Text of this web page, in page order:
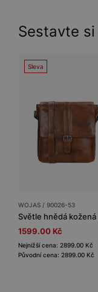
Sestavte
Sleva
WOJAS / 90026-53
1599.00 Kč
Nejnižší cena: 2899.00 Kč
Původní cena: 2899.00 Kč